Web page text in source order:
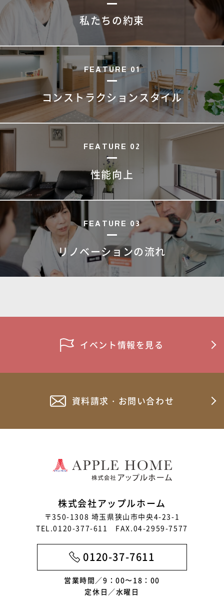
私たちの約束
FEATURE 01
コンストラクションスタイル
FEATURE 02
性能向上
FEATURE 03
リノベーションの流れ
イベント情報を見る
資料請求・お問い合わせ
株式会社アップルホーム
〒350-1308 埼玉県狭山市中央4-23-1
TEL.0120-377-611 FAX.04-2959-7577
0120-37-7611
営業時間／9：00〜18：00
定休日／水曜日